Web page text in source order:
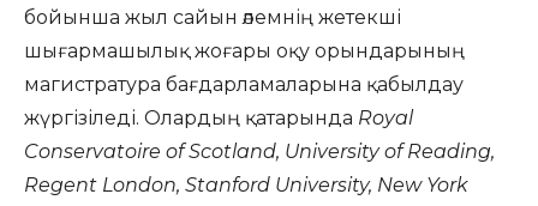
бойынша жыл сайын әлемнің жетекші
шығармашылық жоғары оқу орындарының
магистратура бағдарламаларына қабылдау
жүргізіледі. Олардың қатарында Royal
Conservatoire of Scotland, University of Reading,
Regent London, Stanford University, New York